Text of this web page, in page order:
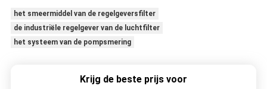
het smeermiddel van de regelgeversfilter
de industriële regelgever van de luchtfilter
het systeem van de pompsmering
Krijg de beste prijs voor